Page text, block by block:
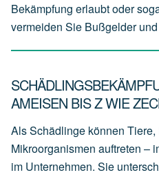
Bekämpfung erlaubt oder
vermeiden Sie Bußgelder
AMEISEN BIS Z WIE
Als Schädlinge können
Mikroorganismen auftreten –
im Unternehmen. Sie